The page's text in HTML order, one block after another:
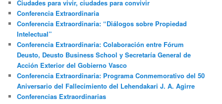
Ciudades para vivir, ciudades para convivir
Conferencia Extraordinaria
Conferencia Extraordinaria: “Diálogos sobre Propiedad
Intelectual”
Conferencia Extraordinaria: Colaboración entre Fórum
Deusto, Deusto Business School y Secretaría General de
Acción Exterior del Gobierno Vasco
Conferencia Extraordinaria: Programa Conmemorativo del 50
Aniversario del Fallecimiento del Lehendakari J. A. Agirre
Conferencias Extraordinarias